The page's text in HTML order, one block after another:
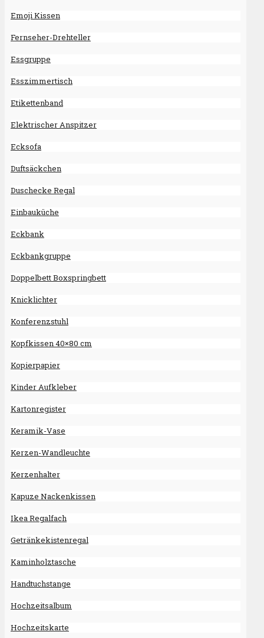
Emoji Kissen
Fernseher-Drehteller
Essgruppe
Esszimmertisch
Etikettenband
Elektrischer Anspitzer
Ecksofa
Duftsäckchen
Duschecke Regal
Einbauküche
Eckbank
Eckbankgruppe
Doppelbett Boxspringbett
Knicklichter
Konferenzstuhl
Kopfkissen 40×80 cm
Kopierpapier
Kinder Aufkleber
Kartonregister
Keramik-Vase
Kerzen-Wandleuchte
Kerzenhalter
Kapuze Nackenkissen
Ikea Regalfach
Getränkekistenregal
Kaminholztasche
Handtuchstange
Hochzeitsalbum
Hochzeitskarte